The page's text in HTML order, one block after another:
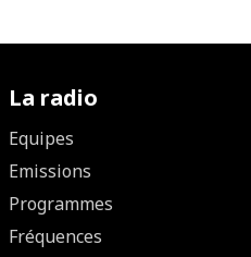
La radio
Equipes
Emissions
Programmes
Fréquences